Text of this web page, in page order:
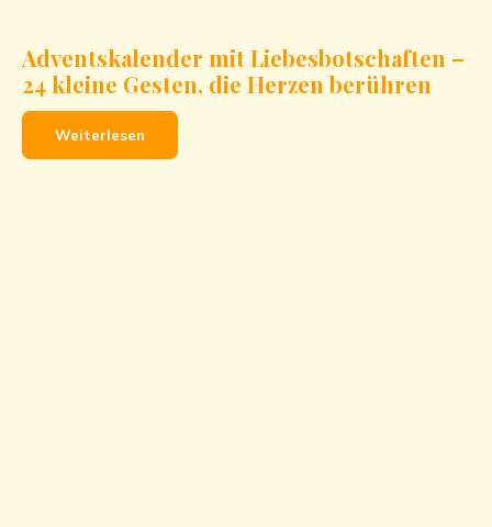
Adventskalender mit Liebesbotschaften –
24 kleine Gesten, die Herzen berühren
Weiterlesen